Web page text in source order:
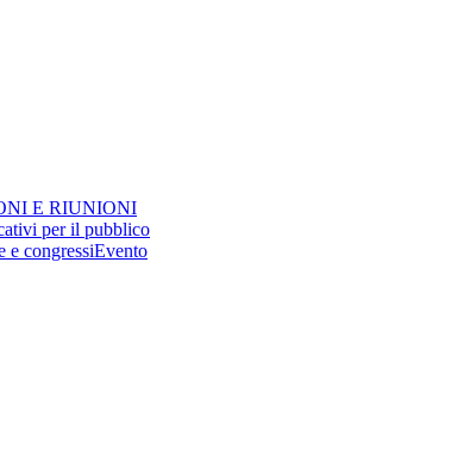
E RIUNIONI
per il pubblico
e congressiEvento